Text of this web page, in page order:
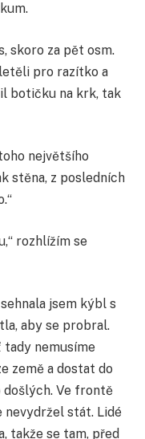
skoro za pět osm.
pro razítko a
botičku na krk, tak
největšího
stěna, z posledních
rozhlížím se
jsem kýbl s
aby se probral.
tady nemusíme
země a dostat do
Ve frontě
nevydržel stát. Lidé
takže se tam, před